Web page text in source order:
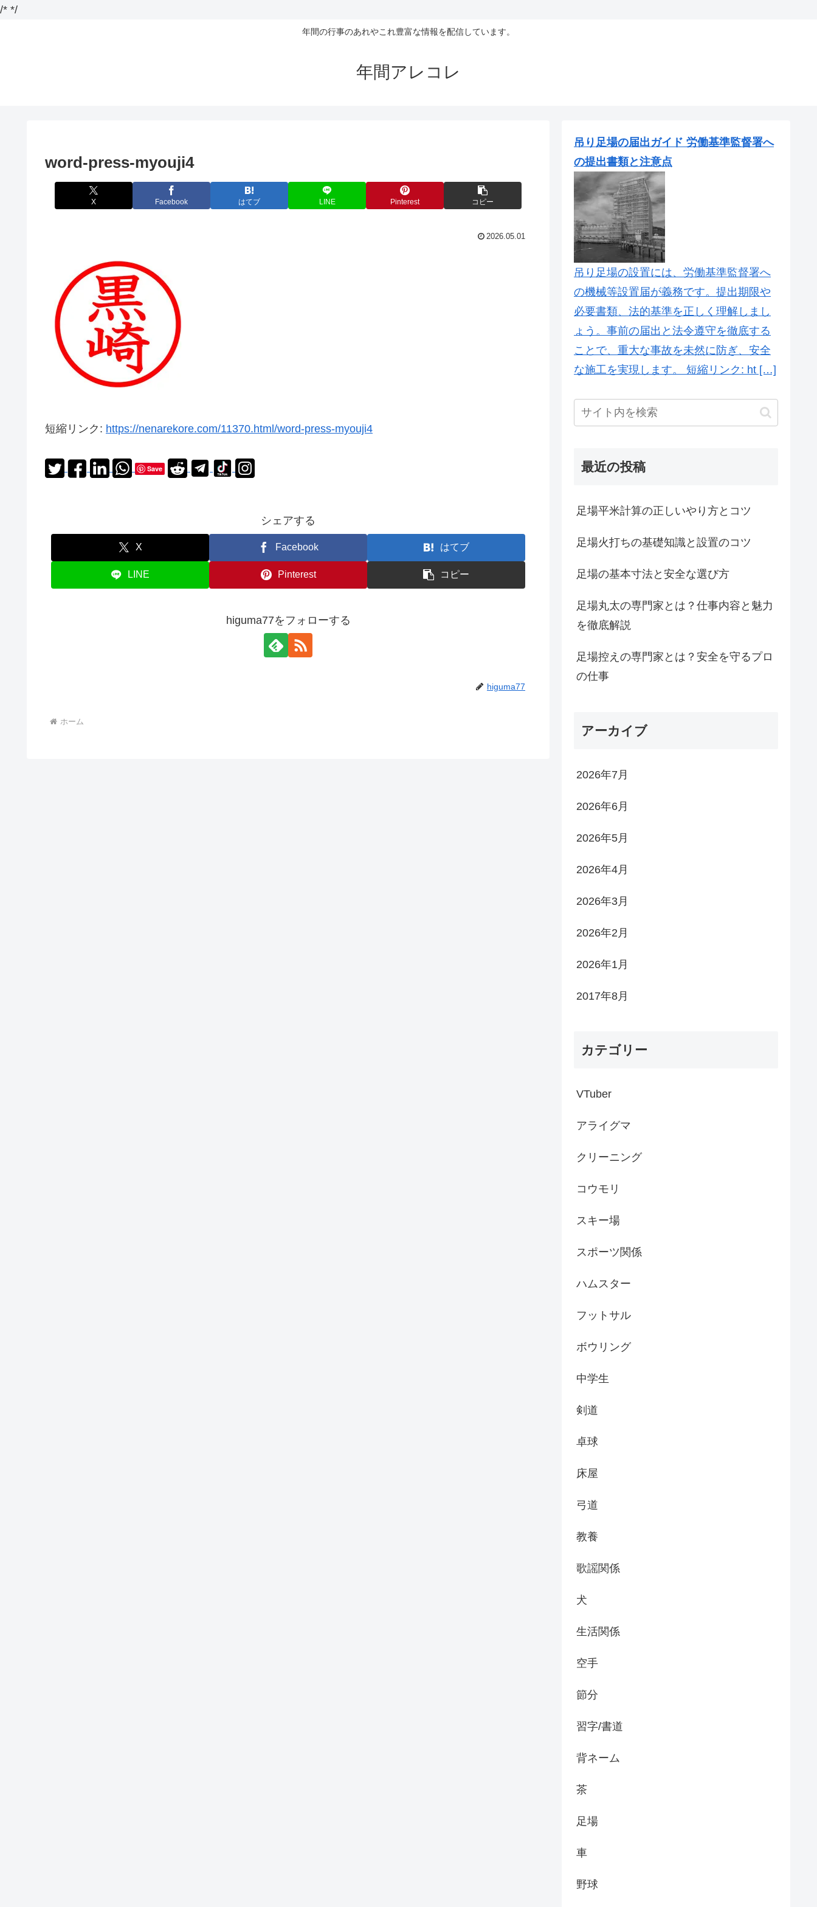
/* */
年間の行事のあれやこれ豊富な情報を配信しています。
年間アレコレ
word-press-myouji4
X Facebook はてブ LINE Pinterest コピー
2026.05.01
短縮リンク: https://nenarekore.com/11370.html/word-press-myouji4
Save
シェアする
X Facebook はてブ
LINE Pinterest コピー
higuma77をフォローする
higuma77
ホーム
吊り足場の届出ガイド 労働基準監督署へ
の提出書類と注意点
吊り足場の設置には、労働基準監督署へ
の機械等設置届が義務です。提出期限や
必要書類、法的基準を正しく理解しまし
ょう。事前の届出と法令遵守を徹底する
ことで、重大な事故を未然に防ぎ、安全
な施工を実現します。 短縮リンク: ht […]
最近の投稿
足場平米計算の正しいやり方とコツ
足場火打ちの基礎知識と設置のコツ
足場の基本寸法と安全な選び方
足場丸太の専門家とは？仕事内容と魅力
を徹底解説
足場控えの専門家とは？安全を守るプロ
の仕事
アーカイブ
2026年7月
2026年6月
2026年5月
2026年4月
2026年3月
2026年2月
2026年1月
2017年8月
カテゴリー
VTuber
アライグマ
クリーニング
コウモリ
スキー場
スポーツ関係
ハムスター
フットサル
ボウリング
中学生
剣道
卓球
床屋
弓道
教養
歌謡関係
犬
生活関係
空手
節分
習字/書道
背ネーム
茶
足場
車
野球